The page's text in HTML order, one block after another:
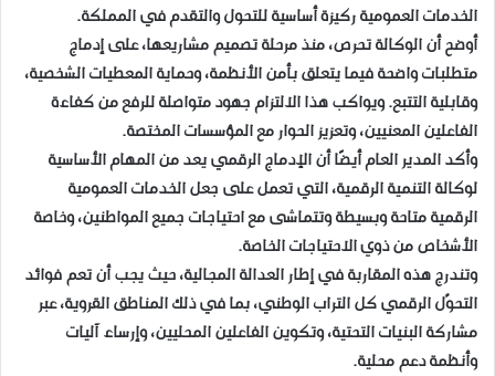
الخدمات العمومية ركيزة أساسية للتحول والتقدم في المملكة.
أوضح أن الوكالة تحرص، منذ مرحلة تصميم مشاريعها، على إدماج
متطلبات واضحة فيما يتعلق بأمن الأنظمة، وحماية المعطيات الشخصية،
وقابلية التتبع. ويواكب هذا الالتزام جهود متواصلة للرفع من كفاءة
الفاعلين المعنيين، وتعزيز الحوار مع المؤسسات المختصة.
وأكد المدير العام أيضًا أن الإدماج الرقمي يعد من المهام الأساسية
لوكالة التنمية الرقمية، التي تعمل على جعل الخدمات العمومية
الرقمية متاحة وبسيطة وتتماشى مع احتياجات جميع المواطنين، وخاصة
الأشخاص من ذوي الاحتياجات الخاصة.
وتندرج هذه المقاربة في إطار العدالة المجالية، حيث يجب أن تعم فوائد
التحوّل الرقمي كل التراب الوطني، بما في ذلك المناطق القروية، عبر
مشاركة البنيات التحتية، وتكوين الفاعلين المحليين، وإرساء آليات
وأنظمة دعم محلية.